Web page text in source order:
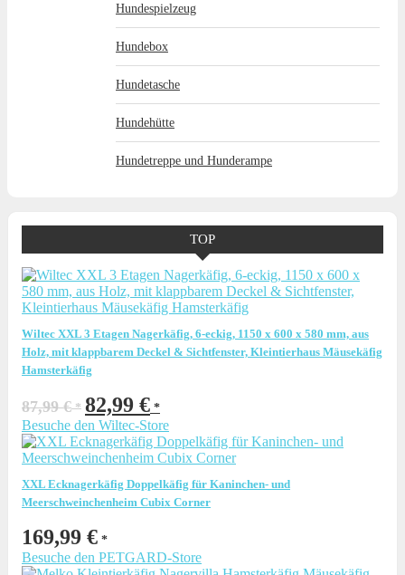
Hundespielzeug
Hundebox
Hundetasche
Hundehütte
Hundetreppe und Hunderampe
TOP
Wiltec XXL 3 Etagen Nagerkäfig, 6-eckig, 1150 x 600 x 580 mm, aus
Holz, mit klappbarem Deckel & Sichtfenster, Kleintierhaus Mäusekäfig
Hamsterkäfig
87,99€
Ursprünglicher
Preis
war:
87,99 €
82,99 € Preis
ist:
82,99 €.
Besuche den Wiltec-Store
XXL Ecknagerkäfig Doppelkäfig für Kaninchen- und
Meerschweinchenheim Cubix Corner
169,99 €
Besuche den PETGARD-Store